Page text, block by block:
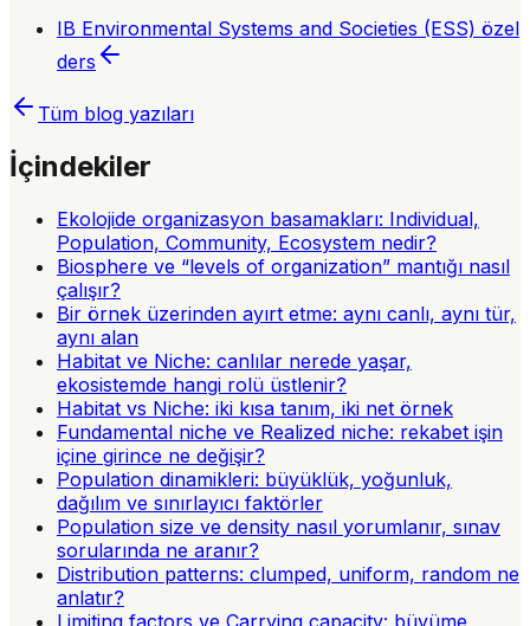
IB Environmental Systems and Societies (ESS) özel
ders
Tüm blog yazıları
İçindekiler
Ekolojide organizasyon basamakları: Individual,
Population, Community, Ecosystem nedir?
Biosphere ve “levels of organization” mantığı nasıl
çalışır?
Bir örnek üzerinden ayırt etme: aynı canlı, aynı tür,
aynı alan
Habitat ve Niche: canlılar nerede yaşar,
ekosistemde hangi rolü üstlenir?
Habitat vs Niche: iki kısa tanım, iki net örnek
Fundamental niche ve Realized niche: rekabet işin
içine girince ne değişir?
Population dinamikleri: büyüklük, yoğunluk,
dağılım ve sınırlayıcı faktörler
Population size ve density nasıl yorumlanır, sınav
sorularında ne aranır?
Distribution patterns: clumped, uniform, random ne
anlatır?